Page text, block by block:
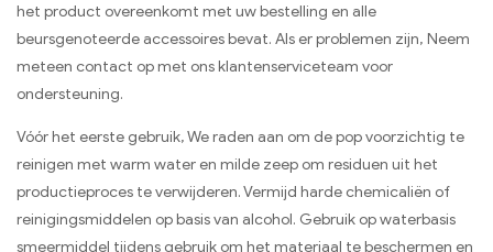
het product overeenkomt met uw bestelling en alle
beursgenoteerde accessoires bevat. Als er problemen zijn, Neem
meteen contact op met ons klantenserviceteam voor
ondersteuning.
Vóór het eerste gebruik, We raden aan om de pop voorzichtig te
reinigen met warm water en milde zeep om residuen uit het
productieproces te verwijderen. Vermijd harde chemicaliën of
reinigingsmiddelen op basis van alcohol. Gebruik op waterbasis
smeermiddel tijdens gebruik om het materiaal te beschermen en